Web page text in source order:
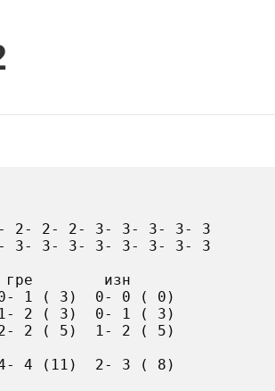
2- 2- 2- 3- 3- 3- 3- 3
3- 3- 3- 3- 3- 3- 3- 3
гре        изн
1 ( 3)  0- 0 ( 0)
2 ( 3)  0- 1 ( 3)
2 ( 5)  1- 2 ( 5)
4 (11)  2- 3 ( 8)